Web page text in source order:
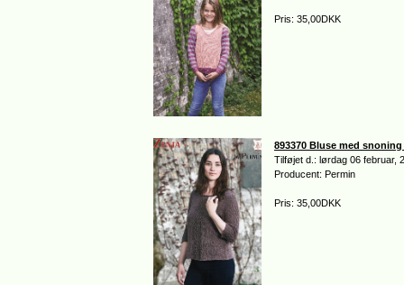
Pris: 35,00DKK
893370 Bluse med
Tilføjet d.: lørdag 06 februar,
Producent: Permin
Pris: 35,00DKK